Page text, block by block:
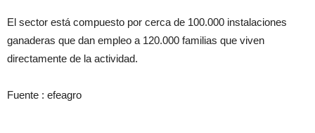
El sector está compuesto por cerca de 100.000 instalaciones
ganaderas que dan empleo a 120.000 familias que viven
directamente de la actividad.
Fuente : efeagro